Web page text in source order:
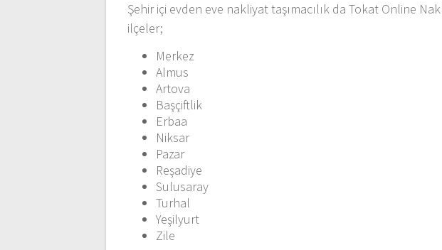
Şehir içi evden eve nakliyat taşımacılık da Tokat Online
ilçeler;
Merkez
Almus
Artova
Başçiftlik
Erbaa
Niksar
Pazar
Reşadiye
Sulusaray
Turhal
Yeşilyurt
Zile